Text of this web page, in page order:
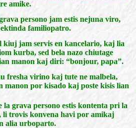
amike.
persono jam estis nejuna viro,
familiopatro.
jam servis en kancelario, kaj lia
kurba, sed bela nazo chiutage
manon kaj diri: “bonjour, papa”.
fresha virino kaj tute ne malbela,
manon por kisado kaj poste kisis lian
la grava persono estis kontenta pri la
trovis konvena havi por amikaj
alia urboparto.